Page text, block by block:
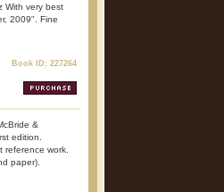
With very best
2009". Fine
Book ID: 227264
&
edition.
reference work.
paper).